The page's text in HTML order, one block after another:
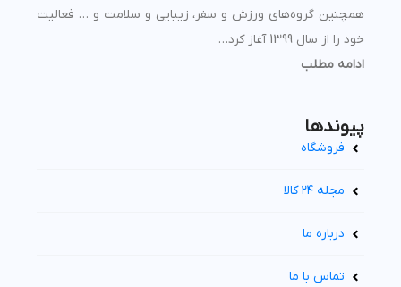
همچنین گروه‌های ورزش و سفر، زیبایی و سلامت و … فعالیت
خود را از سال 1399 آغاز کرد…
ادامه مطلب
پیوند‌ها
فروشگاه
مجله ۲۴ کالا
درباره ما
تماس با ما